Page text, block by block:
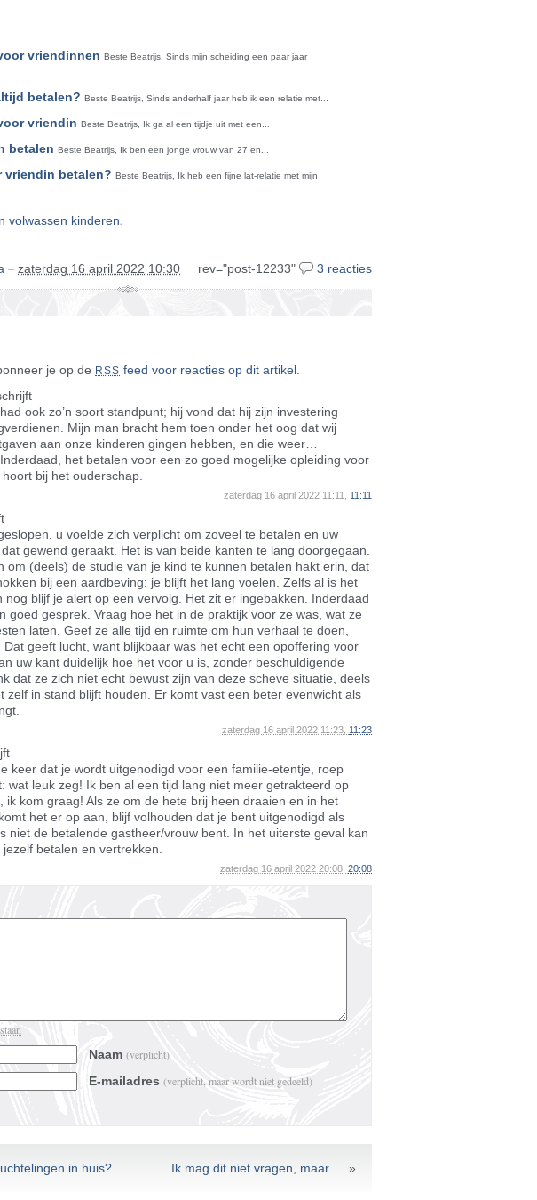
vriendinnen Beste Beatrijs, Sinds mijn scheiding een paar jaar
betalen? Beste Beatrijs, Sinds anderhalf jaar heb ik een relatie met...
vriendin Beste Beatrijs, Ik ga al een tijdje uit met een...
betalen Beste Beatrijs, Ik ben een jonge vrouw van 27 en...
vriendin betalen? Beste Beatrijs, Ik heb een fijne lat-relatie met mijn
volwassen kinderen.
rev="post-12233" 3 reacties
– zaterdag 16 april 2022 10:30
je op de RSS feed voor reacties op dit artikel
ook zo’n soort standpunt; hij vond dat hij zijn investering
Mijn man bracht hem toen onder het oog dat wij
aan onze kinderen gingen hebben, en die weer…
het betalen voor een zo goed mogelijke opleiding voor
bij het ouderschap.
zaterdag 16 april 2022 11:11, 11:11
u voelde zich verplicht om zoveel te betalen en uw
gewend geraakt. Het is van beide kanten te lang doorgegaan.
om (deels) de studie van je kind te kunnen betalen hakt erin, dat
bij een aardbeving: je blijft het lang voelen. Zelfs al is het
nog blijf je alert op een vervolg. Het zit er ingebakken. Inderdaad
goed gesprek. Vraag hoe het in de praktijk voor ze was, wat ze
laten. Geef ze alle tijd en ruimte om hun verhaal te doen,
Dat geeft lucht, want blijkbaar was het echt een opoffering voor
uw kant duidelijk hoe het voor u is, zonder beschuldigende
dat ze zich niet echt bewust zijn van deze scheve situatie, deels
zelf in stand blijft houden. Er komt vast een beter evenwicht als
zaterdag 16 april 2022 11:23, 11:23
keer dat je wordt uitgenodigd voor een familie-etentje, roep
wat leuk zeg! Ik ben al een tijd lang niet meer getrakteerd op
ik kom graag! Als ze om de hete brij heen draaien en in het
het er op aan, blijf volhouden dat je bent uitgenodigd als
niet de betalende gastheer/vrouw bent. In het uiterste geval kan
betalen en vertrekken.
zaterdag 16 april 2022 20:08, 20:08
Naam (verplicht)
E-mailadres (verplicht, maar wordt niet gedeeld)
in huis? Ik mag dit niet vragen, maar … »